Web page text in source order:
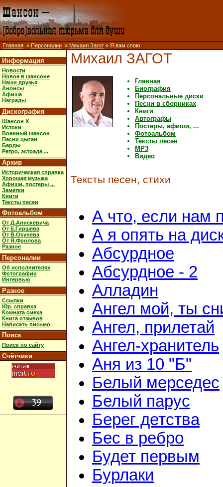
Главная » Персоналии » Михаил Загот » Я вам спою
Информация
Новости
Новое в шансоне
Наши друзья
Анонсы
Афиша
Награды
Дискография
Шансон X
Истоки
Военный шансон
Песни цыган
Барды
Ретро, эстрада ...
Архив
Историческая справка
Хорошая музыка
Афиши, постеры ...
Заметки
Книги
Тексты песен
Фотоальбом
От Д.Анискевича
От Е.Гиршева
От В.Окунева
От Я.Фролова
Разное
Персоналии
Об исполнителях
Фотографии
Интервью
Разное
Ссылки
Юр. справка
Комната смеха
Книга отзывов
Написать письмо
Поиск
Поиск по сайту
Счётчики
Михаил ЗАГОТ
Главная
Биография
Персональные диски
Песни в сборниках
Книги
Автографы
Постеры, афиши, ...
Фотоальбом
Тексты песен
MP3
Видео
Тексты песен, стихи
А что, если нам
А я опять на
Абсурдное
Абсурдное - 2
Алладин
Ангел мой, ты
Ангел, прилетай
Ангел-хранитель
Аня из 10 "Б"
Белый мерседес
Белый парус
Берег детства
Бес в ребро
Будет первым
Бурлаки